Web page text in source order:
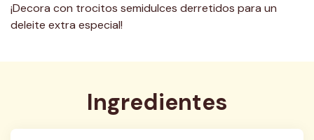
¡Decora con trocitos semidulces derretidos para un
deleite extra especial!
Ingredientes